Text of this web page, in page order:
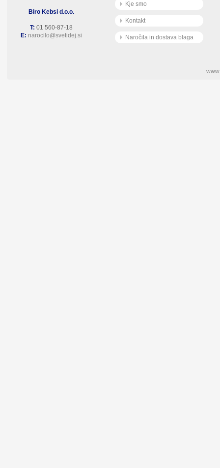
Biro Kebsi d.o.o.
T: 01 560-87-18
E: narocilo@svetidej.si
Kje smo
Kontakt
Naročila in dostava blaga